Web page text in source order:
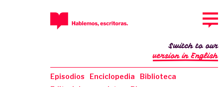
Episodios Enciclopedia
Biblioteca
Switch to our
version in English